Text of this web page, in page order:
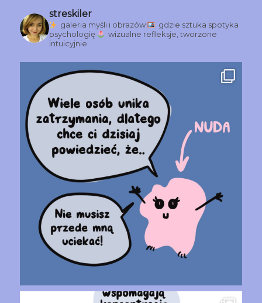
streskiler
galeria myśli i obrazów
gdzie sztuka spotyka
psychologię
wizualne refleksje, tworzone
intuicyjnie